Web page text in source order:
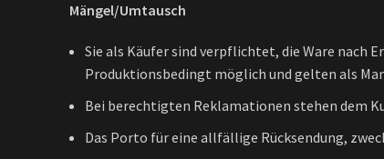
Mängel/Umtausch
Sie als Käufer sind verpflichtet, die Ware nach
Produktionsbedingt möglich und gelten als
Bei berechtigten Reklamationen stehen dem
Das Porto für eine allfällige Rücksendung,